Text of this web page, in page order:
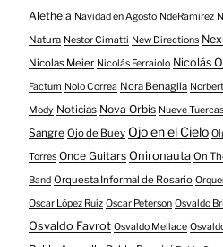
Aletheia Navidad en Agosto NdeRamirez
Natura Nestor Cimatti New Directions
Nicolas Meier Nicolás Ferraiolo Nicolás
Factum Nolo Correa Nora Benaglia
Mody Noticias Nova Orbis Nueve Tuercas
Sangre Ojo de Buey Ojo en el Cielo
Torres Once Guitars Onironauta On
Band Orquesta Informal de Rosario
Oscar López Ruiz Oscar Peterson Osvaldo
Osvaldo Favrot Osvaldo Mellace